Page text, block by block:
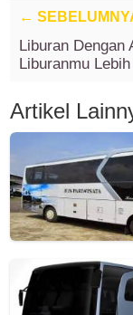
←
Liburan Dengan
Liburanmu
Artikel